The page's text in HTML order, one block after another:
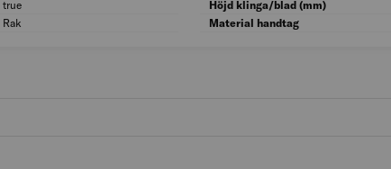
true
Med skyddshölje: true
Rak Kling-/bladform: Rak
Höjd klinga/blad (mm)
Material handtag